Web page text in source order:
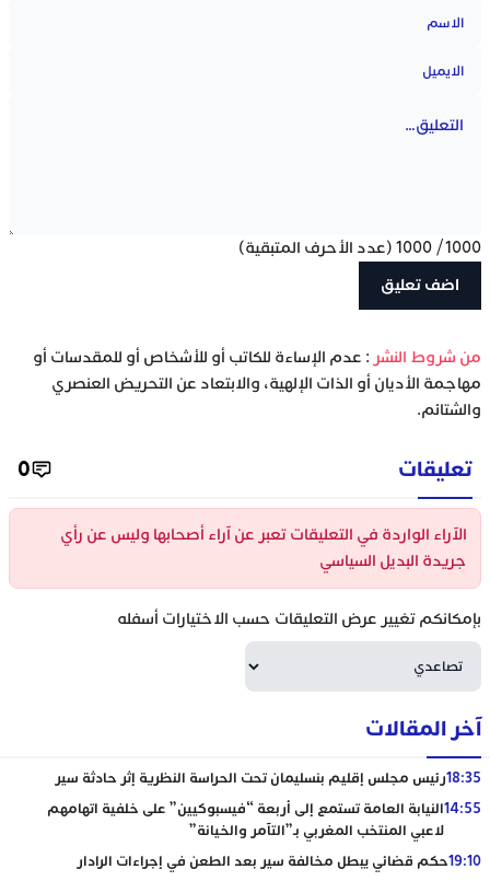
1000
/
1000 (عدد الأحرف المتبقية)
‫من شروط النشر : عدم الإساءة للكاتب أو للأشخاص أو للمقدسات أو
مهاجمة الأديان أو الذات الإلهية، والابتعاد عن التحريض العنصري
والشتائم.
تعليقات 0
الآراء الواردة في التعليقات تعبر عن آراء أصحابها وليس عن رأي
جريدة البديل السياسي
بإمكانكم تغيير عرض التعليقات حسب الاختيارات أسفله
آخر المقالات
18:35رئيس مجلس إقليم بنسليمان تحت الحراسة النظرية إثر حادثة سير
14:55النيابة العامة تستمع إلى أربعة “فيسبوكيين” على خلفية اتهامهم
لاعبي المنتخب المغربي بـ”التآمر والخيانة”
19:10حكم قضائي يبطل مخالفة سير بعد الطعن في إجراءات الرادار